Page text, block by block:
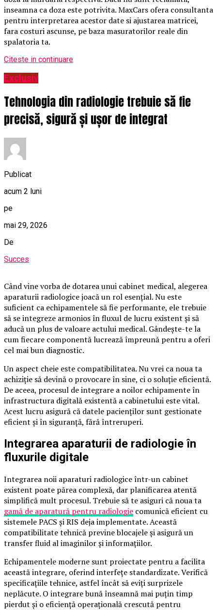
inseamna ca doza este potrivita. MaxCars ofera consultanta
pentru interpretarea acestor date si ajustarea matricei,
fara costuri ascunse, pe baza masuratorilor reale din
spalatoria ta.
Citeste in continuare
Exclusiv
Tehnologia din radiologie trebuie să fie
precisă, sigură și ușor de integrat
Publicat
acum 2 luni
pe
mai 29, 2026
De
Succes
Când vine vorba de dotarea unui cabinet medical, alegerea
aparaturii radiologice joacă un rol esențial. Nu este
suficient ca echipamentele să fie performante, ele trebuie
să se integreze armonios în fluxul de lucru existent și să
aducă un plus de valoare actului medical. Gândește-te la
cum fiecare componentă lucrează împreună pentru a oferi
cel mai bun diagnostic.
Un aspect cheie este compatibilitatea. Nu vrei ca noua ta
achiziție să devină o provocare în sine, ci o soluție eficientă.
De aceea, procesul de integrare a noilor echipamente în
infrastructura digitală existentă a cabinetului este vital.
Acest lucru asigură că datele pacienților sunt gestionate
eficient și în siguranță, fără întreruperi.
Integrarea aparaturii de radiologie în
fluxurile digitale
Integrarea noii aparaturi radiologice într-un cabinet
existent poate părea complexă, dar planificarea atentă
simplifică mult procesul. Trebuie să te asiguri că noua ta
gamă de aparatură pentru radiologie comunică eficient cu
sistemele PACS și RIS deja implementate. Această
compatibilitate tehnică previne blocajele și asigură un
transfer fluid al imaginilor și informațiilor.
Echipamentele moderne sunt proiectate pentru a facilita
această integrare, oferind interfețe standardizate. Verifică
specificațiile tehnice, astfel încât să eviți surprizele
neplăcute. O integrare bună înseamnă mai puțin timp
pierdut și o eficiență operațională crescută pentru